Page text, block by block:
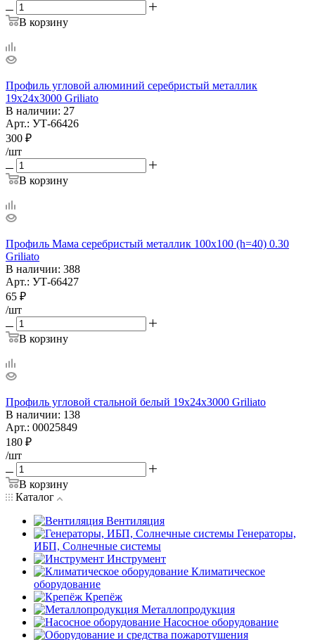
В корзину
Профиль угловой алюминий серебристый металлик
19х24х3000 Griliato
В наличии: 27
Арт.: УТ-66426
300 ₽
/шт
В корзину
Профиль Мама серебристый металлик 100х100 (h=40) 0.30
Griliato
В наличии: 388
Арт.: УТ-66427
65 ₽
/шт
В корзину
Профиль угловой стальной белый 19х24х3000 Griliato
В наличии: 138
Арт.: 00025849
180 ₽
/шт
В корзину
Каталог
Вентиляция
Генераторы,
ИБП, Солнечные системы
Инструмент
Климатическое
оборудование
Крепёж
Металлопродукция
Насосное оборудование